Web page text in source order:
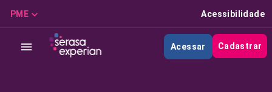
PME Acessibilidade
Acessar Cadastrar